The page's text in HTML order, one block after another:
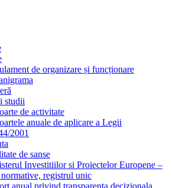
de organizare și funcționare
studii
de activitate
anuale de aplicare a Legii
2001
de sanse
Investitiilor si Proiectelor Europene –
normative, registrul unic
anual privind transparenta decizionala